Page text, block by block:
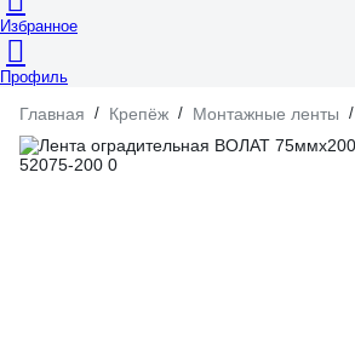
Избранное
Профиль
Главная / Крепёж / Монтажные ленты /